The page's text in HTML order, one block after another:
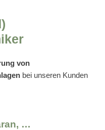
von
bei unseren Kunden
…